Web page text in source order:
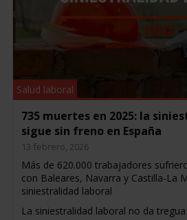
Salud laboral
735 muertes en 2025: la
sigue sin freno en España
13 febrero, 2026
Más de 620.000 trabajadores
con Baleares, Navarra y Castilla-La
siniestralidad laboral
La siniestralidad laboral no da